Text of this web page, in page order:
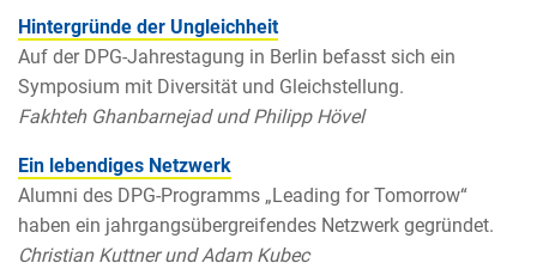
Hintergründe der Ungleichheit
Auf der DPG-Jahrestagung in Berlin befasst sich ein
Symposium mit Diversität und Gleichstellung.
Fakhteh Ghanbarnejad und Philipp Hövel
Ein lebendiges Netzwerk
Alumni des DPG-Programms „Leading for Tomorrow“
haben ein jahrgangsübergreifendes Netzwerk gegründet.
Christian Kuttner und Adam Kubec